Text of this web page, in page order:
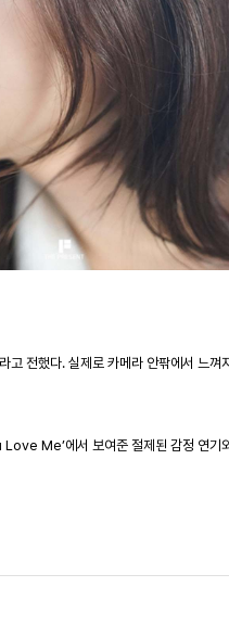
고 전했다. 실제로 카메라 안팎에서 느껴
Love Me’에서 보여준 절제된 감정 연기